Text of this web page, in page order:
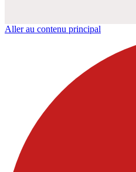
Aller au contenu principal